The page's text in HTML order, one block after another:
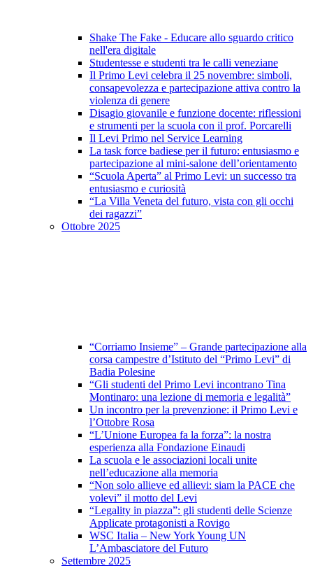
Shake The Fake - Educare allo sguardo critico
nell'era digitale
Studentesse e studenti tra le calli veneziane
Il Primo Levi celebra il 25 novembre: simboli,
consapevolezza e partecipazione attiva contro la
violenza di genere
Disagio giovanile e funzione docente: riflessioni
e strumenti per la scuola con il prof. Porcarelli
Il Levi Primo nel Service Learning
La task force badiese per il futuro: entusiasmo e
partecipazione al mini-salone dell’orientamento
“Scuola Aperta” al Primo Levi: un successo tra
entusiasmo e curiosità
“La Villa Veneta del futuro, vista con gli occhi
dei ragazzi”
Ottobre 2025
“Corriamo Insieme” – Grande partecipazione alla
corsa campestre d’Istituto del “Primo Levi” di
Badia Polesine
“Gli studenti del Primo Levi incontrano Tina
Montinaro: una lezione di memoria e legalità”
Un incontro per la prevenzione: il Primo Levi e
l’Ottobre Rosa
“L’Unione Europea fa la forza”: la nostra
esperienza alla Fondazione Einaudi
La scuola e le associazioni locali unite
nell’educazione alla memoria
“Non solo allieve ed allievi: siam la PACE che
volevi” il motto del Levi
“Legality in piazza”: gli studenti delle Scienze
Applicate protagonisti a Rovigo
WSC Italia – New York Young UN
L’Ambasciatore del Futuro
Settembre 2025